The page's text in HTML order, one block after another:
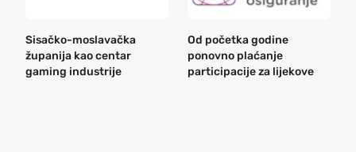
Sisačko-moslavačka
županija kao centar
gaming industrije
Od početka godine
ponovno plaćanje
participacije za lijekove